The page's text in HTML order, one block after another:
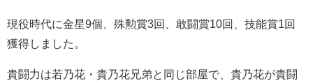
現役時代に金星9個、殊勲賞3回、敢闘賞10回、技能賞1回
獲得しました。
貴闘力は若乃花・貴乃花兄弟と同じ部屋で、貴乃花が貴闘